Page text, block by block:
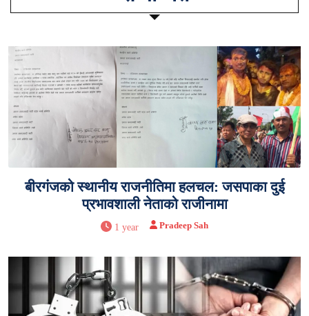
बीरगंजको स्थानीय राजनीतिमा हलचल: जसपाका दुई
प्रभावशाली नेताको राजीनामा
1 year Pradeep Sah